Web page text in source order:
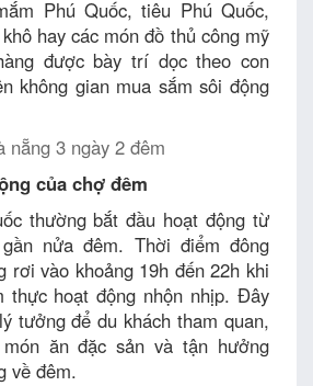
Phú Quốc, tiêu Phú Quốc,
hay các món đồ thủ công mỹ
được bày trí dọc theo con
không gian mua sắm sôi động
nẵng 3 ngày 2 đêm
của chợ đêm
thường bắt đầu hoạt động từ
nửa đêm. Thời điểm đông
rơi vào khoảng 19h đến 22h khi
thực hoạt động nhộn nhịp. Đây
tưởng để du khách tham quan,
ăn đặc sản và tận hưởng
về đêm.